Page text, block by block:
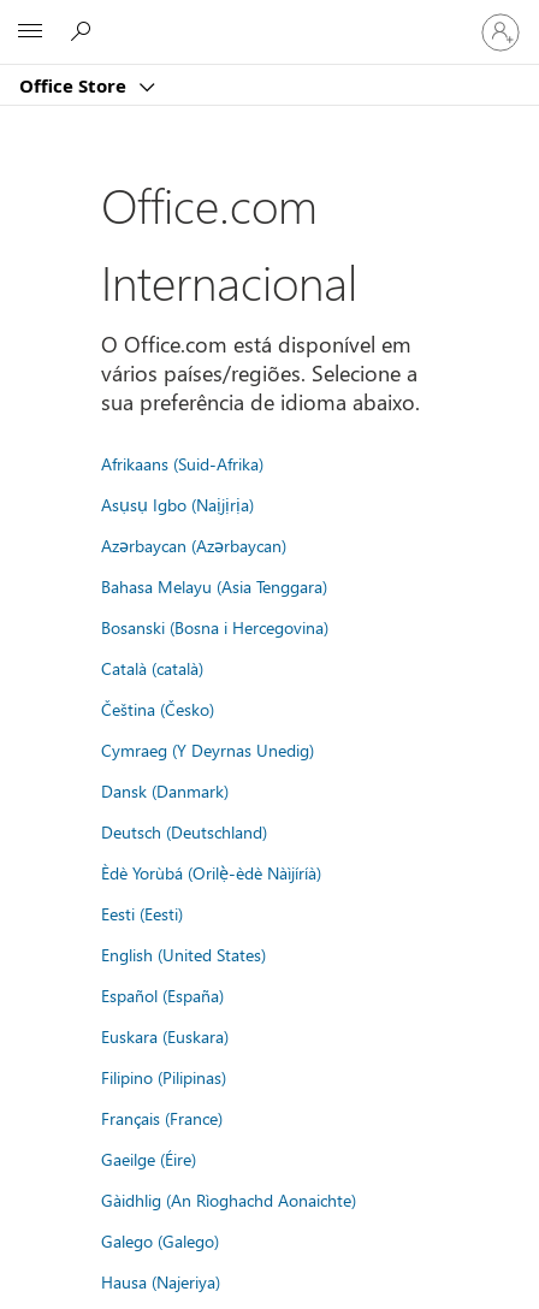
Office Store
Iniciar
sessão
na
Office.com
Internacional
O Office.com está disponível em
vários países/regiões. Selecione a
sua preferência de idioma abaixo.
Afrikaans (Suid-Afrika)
Asụsụ Igbo (Naịjịrịa)
Azərbaycan (Azərbaycan)
Bahasa Melayu (Asia Tenggara)
Bosanski (Bosna i Hercegovina)
Català (català)
Čeština (Česko)
Cymraeg (Y Deyrnas Unedig)
Dansk (Danmark)
Deutsch (Deutschland)
Èdè Yorùbá (Orilẹ̀-èdè Nàìjíríà)
Eesti (Eesti)
English (United States)
Español (España)
Euskara (Euskara)
Filipino (Pilipinas)
Français (France)
Gaeilge (Éire)
Gàidhlig (An Rìoghachd Aonaichte)
Galego (Galego)
Hausa (Najeriya)